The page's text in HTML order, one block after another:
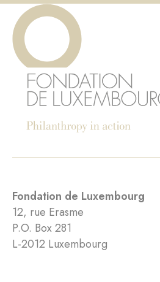
Fondation de Luxembourg
12, rue Erasme
P.O. Box 281
L-2012 Luxembourg